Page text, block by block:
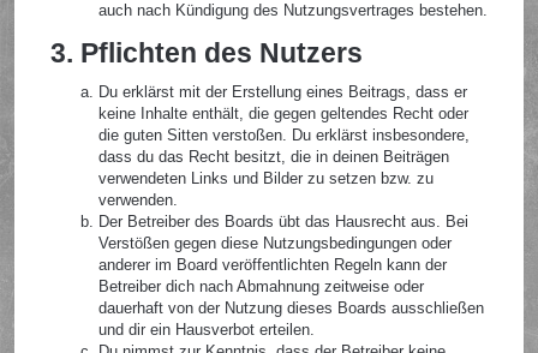
auch nach Kündigung des Nutzungsvertrages bestehen.
3. Pflichten des Nutzers
Du erklärst mit der Erstellung eines Beitrags, dass er
keine Inhalte enthält, die gegen geltendes Recht oder
die guten Sitten verstoßen. Du erklärst insbesondere,
dass du das Recht besitzt, die in deinen Beiträgen
verwendeten Links und Bilder zu setzen bzw. zu
verwenden.
Der Betreiber des Boards übt das Hausrecht aus. Bei
Verstößen gegen diese Nutzungsbedingungen oder
anderer im Board veröffentlichten Regeln kann der
Betreiber dich nach Abmahnung zeitweise oder
dauerhaft von der Nutzung dieses Boards ausschließen
und dir ein Hausverbot erteilen.